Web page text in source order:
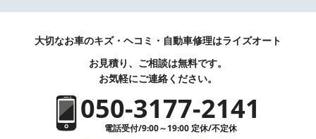
大切なお車のキズ・ヘコミ・自動車修理はライズオート
お見積り、ご相談は無料です。
お気軽にご連絡ください。
050-3177-2141
電話受付/9:00～19:00 定休/不定休